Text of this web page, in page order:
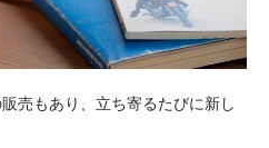
売もあり、立ち寄るたびに新し